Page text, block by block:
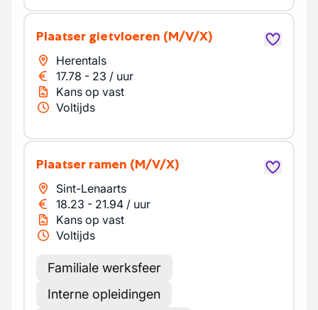
Plaatser gietvloeren (M/V/X)
Herentals
17.78 - 23 / uur
Kans op vast
Voltijds
Plaatser ramen (M/V/X)
Sint-Lenaarts
18.23 - 21.94 / uur
Kans op vast
Voltijds
Familiale werksfeer
Interne opleidingen